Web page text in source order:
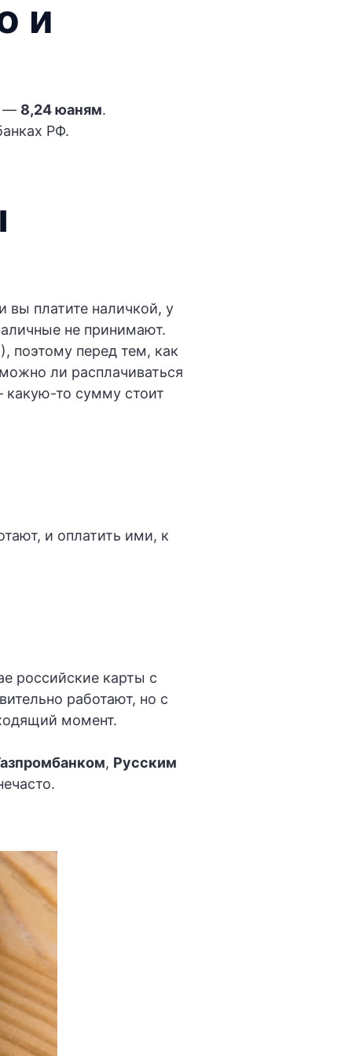
и
— 8,24 юаням.
РФ.
вы платите наличкой, у
не принимают.
поэтому перед тем, как
ли расплачиваться
то сумму стоит
и оплатить ими, к
российские карты с
работают, но с
момент.
, Русским